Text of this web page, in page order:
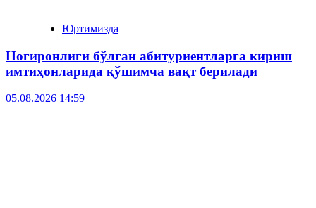
Юртимизда
Ногиронлиги бўлган абитуриентларга кириш
имтиҳонларида қўшимча вақт берилади
05.08.2026 14:59